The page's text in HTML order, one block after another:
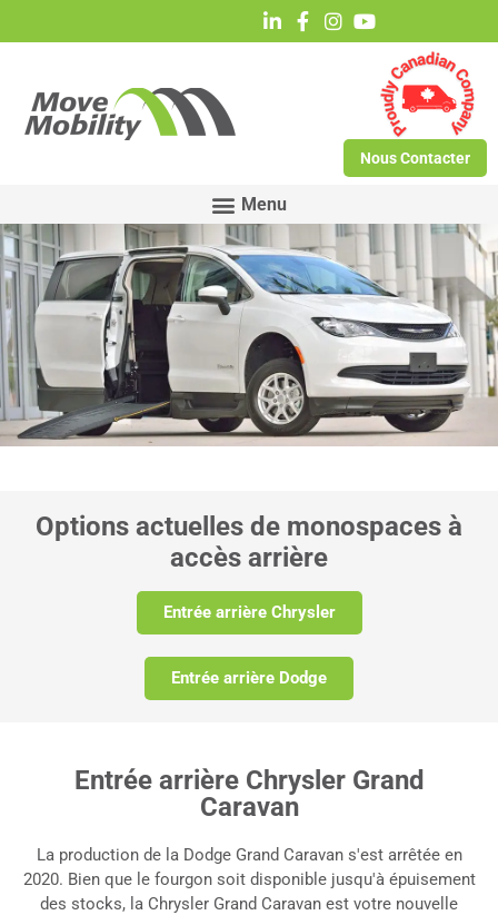
Nous Contacter
questionnaire
correspondent le mieux à vos besoins...
Options actuelles de monospaces à
accès arrière
Entrée arrière Chrysler
Entrée arrière Dodge
Entrée arrière Chrysler Grand
Caravan
La production de la Dodge Grand Caravan s'est arrêtée en
2020. Bien que le fourgon soit disponible jusqu'à épuisement
des stocks, la Chrysler Grand Caravan est votre nouvelle